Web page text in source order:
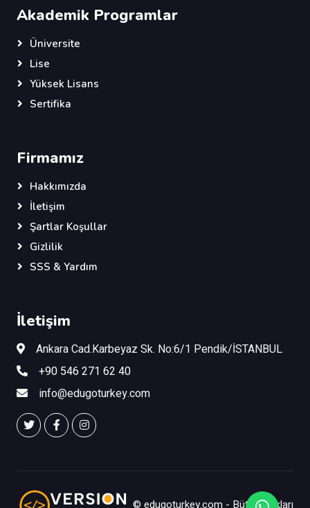
Akademik Programlar
Üniversite
Lise
Yüksek Lisans
Sertifika
Firmamız
Hakkımızda
İletişim
Şartlar Koşullar
Gizlilik
SSS & Yardım
İletişim
Ankara Cad.Karbeyaz Sk. No:6/1 Pendik/İSTANBUL
+90 546 271 62 40
info@edugoturkey.com
© edugoturkey.com - Bütün Hakları